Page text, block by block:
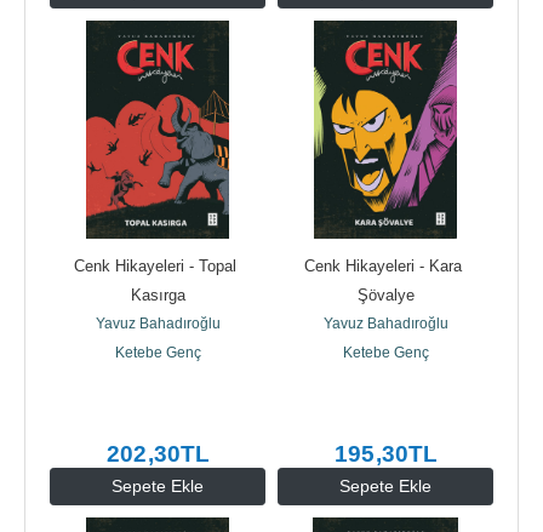
Sepete Ekle
Cenk Hikayeleri - Topal
Kasırga
Yavuz Bahadıroğlu
Ketebe Genç
202,30TL
Sepete Ekle
Cenk Hikayeleri - Kara
Şövalye
Yavuz Bahadıroğlu
Ketebe Genç
195,30TL